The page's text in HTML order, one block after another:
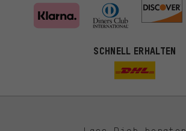
SCHNELL ERHALTEN